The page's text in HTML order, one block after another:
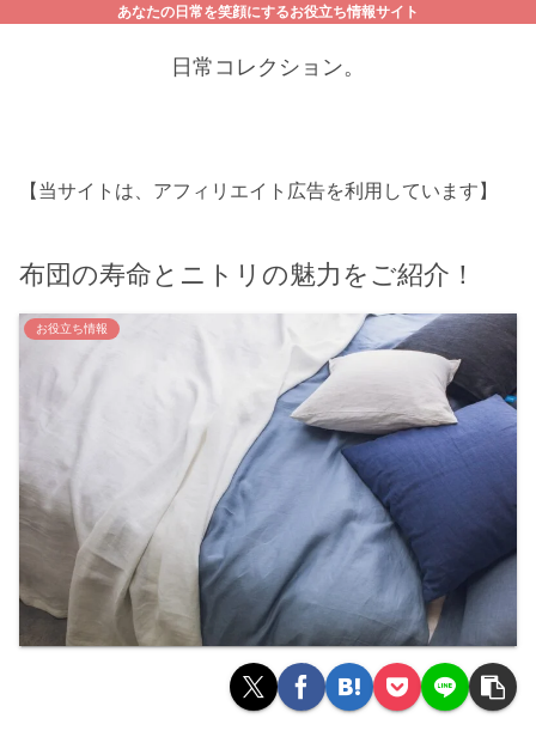
あなたの日常を笑顔にするお役立ち情報サイト
日常コレクション。
【当サイトは、アフィリエイト広告を利用しています】
布団の寿命とニトリの魅力をご紹介！
お役立ち情報